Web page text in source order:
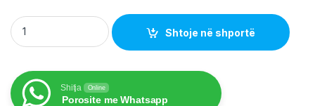
3070 Portable Audio Speaker 3W 4/8 Ohm quantity
Shtoje në shportë
Shitja Online
Porosite me Whatsapp